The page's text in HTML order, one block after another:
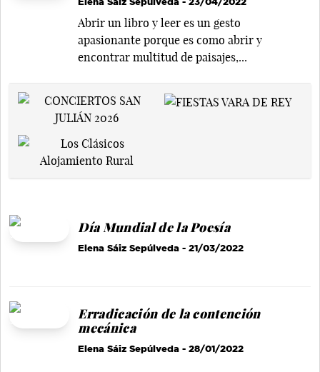
Abrir un libro y leer es un gesto
apasionante porque es como abrir y
encontrar multitud de paisajes,...
Día Mundial de la Poesía
Elena Sáiz Sepúlveda - 21/03/2022
Erradicación de la contención
mecánica
Elena Sáiz Sepúlveda - 28/01/2022